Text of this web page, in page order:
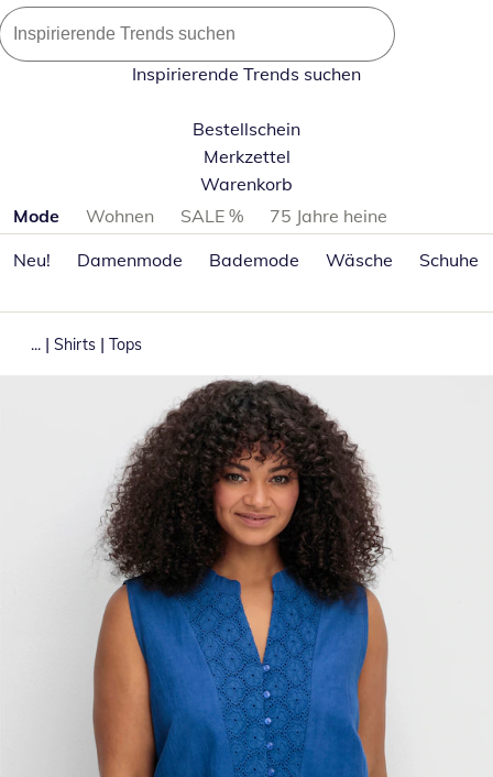
Inspirierende Trends suchen
Bestellschein
Merkzettel
Warenkorb
Produktkategorien überspringen
Mode Wohnen SALE %
75 Jahre heine
Neu!
Damenmode Bademode Wäsche Schuhe
... | Shirts | Tops